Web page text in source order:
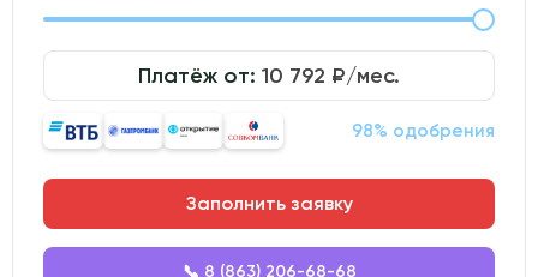
Платёж от: 10 792 ₽/мес.
98% одобрения
Заполнить заявку
📞 8 (863) 206-68-68